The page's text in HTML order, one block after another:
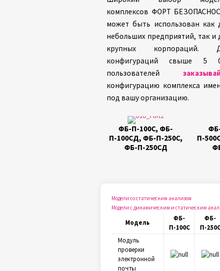
комплексов ФОРТ
может быть использован как
небольших предприятий, так и
крупных корпораций.
конфигураций свыше 5
пользователей
конфигурацию комплекса
под вашу организацию.
ФБ-П-100С, ФБ-
П-100СД, ФБ-П-250С,
ФБ-П-250СД
П-
Модели со статическим анализом
Модели с динамическим и статическим
Модель
ФБ-
П-100С
ФБ-
П-
Модуль
проверки
электронной
почты